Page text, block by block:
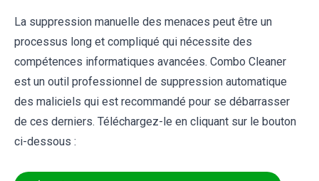
La suppression manuelle des menaces peut être un
processus long et compliqué qui nécessite des
compétences informatiques avancées. Combo Cleaner
est un outil professionnel de suppression automatique
des maliciels qui est recommandé pour se débarrasser
de ces derniers. Téléchargez-le en cliquant sur le bouton
ci-dessous :